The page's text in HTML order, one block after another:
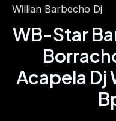
Willian Barbecho Dj
WB-Star
Acapela Dj